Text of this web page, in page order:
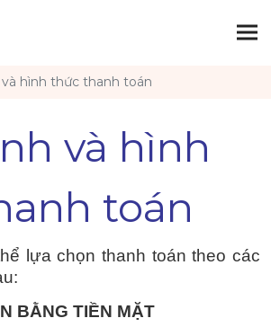
hình thức thanh toán
và hình
toán
lựa chọn thanh toán theo các
BẰNG TIỀN MẶT